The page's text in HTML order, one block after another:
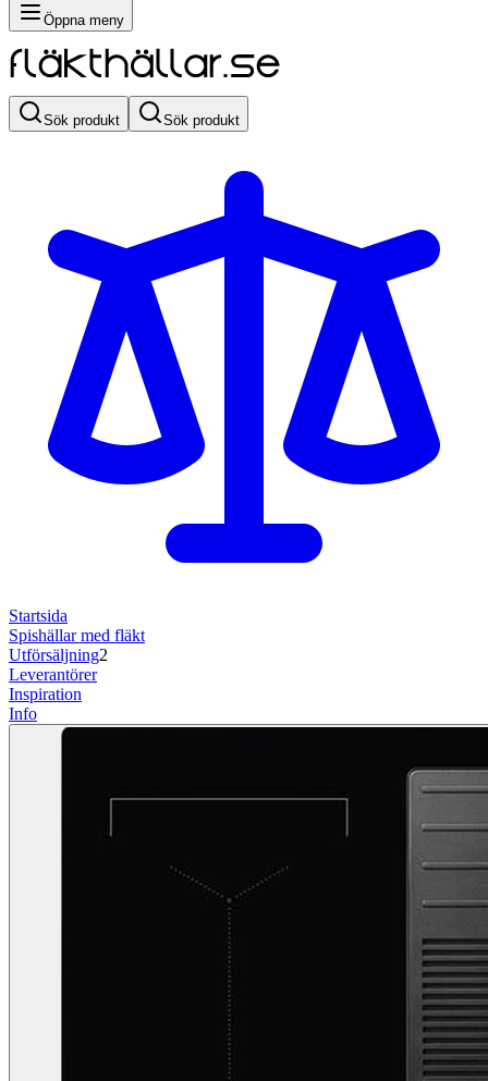
Öppna meny
Sök produkt Sök produkt
Startsida
Spishällar med fläkt
Utförsäljning2
Leverantörer
Inspiration
Info